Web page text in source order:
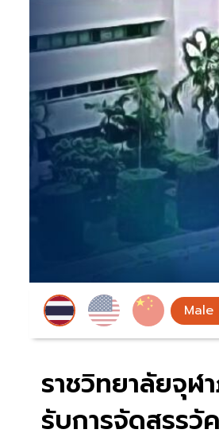
ราชวิทยาลัยจุ
รับการจัดสรร